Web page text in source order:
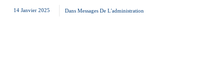
14 Janvier 2025 Dans Messages De L'administration